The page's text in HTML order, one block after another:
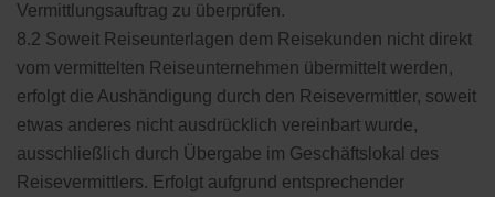
Vermittlungsauftrag zu überprüfen.
8.2 Soweit Reiseunterlagen dem Reisekunden nicht direkt
vom vermittelten Reiseunternehmen übermittelt werden,
erfolgt die Aushändigung durch den Reisevermittler, soweit
etwas anderes nicht ausdrücklich vereinbart wurde,
ausschließlich durch Übergabe im Geschäftslokal des
Reisevermittlers. Erfolgt aufgrund entsprechender